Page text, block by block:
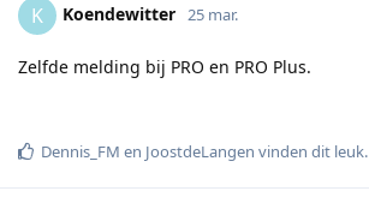
K Koendewitter 25 mar.
Zelfde melding bij PRO en PRO Plus.
Dennis_FM en JoostdeLangen vinden dit leuk.